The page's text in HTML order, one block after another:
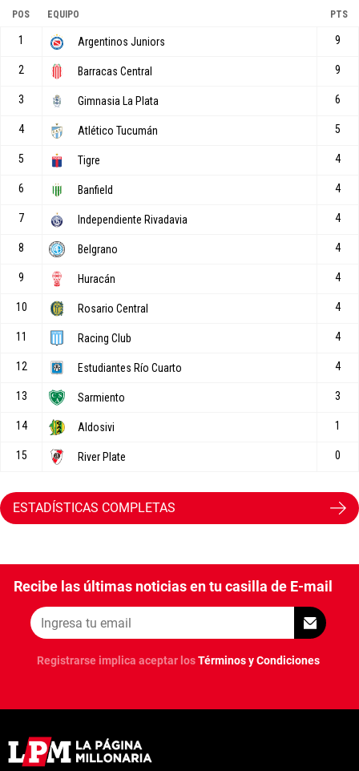
ESTADÍSTICAS COMPLETAS
Recibe las últimas noticias en tu casilla de E-mail
Registrarse implica aceptar losTérminos y Condiciones